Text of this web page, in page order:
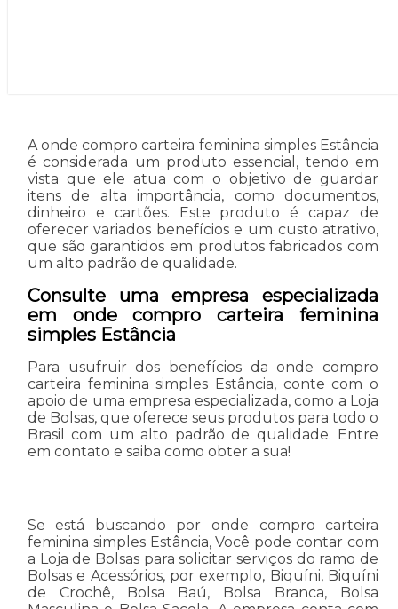
A onde compro carteira feminina simples Estância
é considerada um produto essencial, tendo em
vista que ele atua com o objetivo de guardar
itens de alta importância, como documentos,
dinheiro e cartões. Este produto é capaz de
oferecer variados benefícios e um custo atrativo,
que são garantidos em produtos fabricados com
um alto padrão de qualidade.
Consulte uma empresa especializada
em onde compro carteira feminina
simples Estância
Para usufruir dos benefícios da onde compro
carteira feminina simples Estância, conte com o
apoio de uma empresa especializada, como a Loja
de Bolsas, que oferece seus produtos para todo o
Brasil com um alto padrão de qualidade. Entre
em contato e saiba como obter a sua!
Se está buscando por onde compro carteira
feminina simples Estância, Você pode contar com
a Loja de Bolsas para solicitar serviços do ramo de
Bolsas e Acessórios, por exemplo, Biquíni, Biquíni
de Crochê, Bolsa Baú, Bolsa Branca, Bolsa